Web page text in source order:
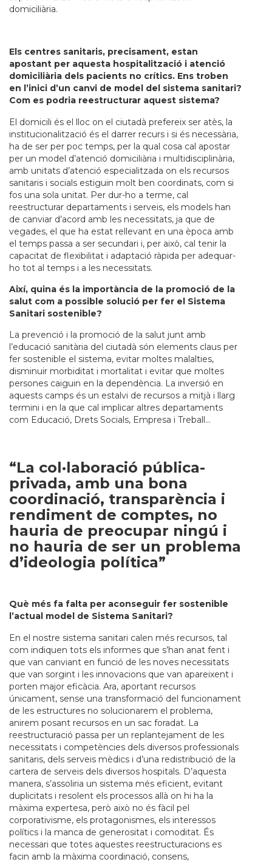
domiciliària.
Els centres sanitaris, precisament, estan
apostant per aquesta hospitalització i atenció
domiciliària dels pacients no crítics. Ens troben
en l’inici d’un canvi de model del sistema sanitari?
Com es podria reestructurar aquest sistema?
El domicili és el lloc on el ciutadà prefereix ser atès, la
institucionalització és el darrer recurs i si és necessària,
ha de ser per poc temps, per la qual cosa cal apostar
per un model d’atenció domiciliària i multidisciplinària,
amb unitats d’atenció especialitzada on els recursos
sanitaris i socials estiguin molt ben coordinats, com si
fos una sola unitat. Per dur-ho a terme, cal
reestructurar departaments i serveis, els models han
de canviar d’acord amb les necessitats, ja que de
vegades, el que ha estat rellevant en una època amb
el temps passa a ser secundari i, per això, cal tenir la
capacitat de flexibilitat i adaptació ràpida per adequar-
ho tot al temps i a les necessitats.
Així, quina és la importància de la promoció de la
salut com a possible solució per fer el Sistema
Sanitari sostenible?
La prevenció i la promoció de la salut junt amb
l’educació sanitària del ciutadà són elements claus per
fer sostenible el sistema, evitar moltes malalties,
disminuir morbiditat i mortalitat i evitar que moltes
persones caiguin en la dependència. La inversió en
aquests camps és un estalvi de recursos a mitjà i llarg
termini i en la que cal implicar altres departaments
com Educació, Drets Socials, Empresa i Treball…
“La col·laboració pública-
privada, amb una bona
coordinació, transparència i
rendiment de comptes, no
hauria de preocupar ningú i
no hauria de ser un problema
d’ideologia política”
Què més fa falta per aconseguir fer sostenible
l’actual model de Sistema Sanitari?
En el nostre sistema sanitari calen més recursos, tal
com indiquen tots els informes que s’han anat fent i
que van canviant en funció de les noves necessitats
que van sorgint i les innovacions que van apareixent i
porten major eficàcia. Ara, aportant recursos
únicament, sense una transformació del funcionament
de les estructures no solucionarem el problema,
anirem posant recursos en un sac foradat. La
reestructuració passa per un replantejament de les
necessitats i competències dels diversos professionals
sanitaris, dels serveis mèdics i d’una redistribució de la
cartera de serveis dels diversos hospitals. D’aquesta
manera, s’assoliria un sistema més eficient, evitant
duplicitats i resolent els processos allà on hi ha la
màxima expertesa, però això no és fàcil pel
corporativisme, els protagonismes, els interessos
polítics i la manca de generositat i comoditat. És
necessari que totes aquestes reestructuracions es
facin amb la màxima coordinació, consens,